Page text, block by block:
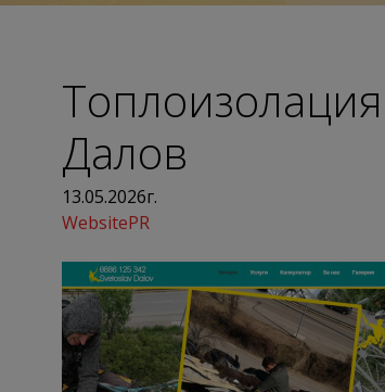
Далов
13.05.2026г.
WebsitePR